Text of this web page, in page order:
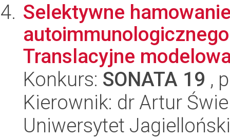
Selektywne
Translacyjne
Konkurs: SONATA 19 ,
Kierownik: dr Artur
Uniwersytet